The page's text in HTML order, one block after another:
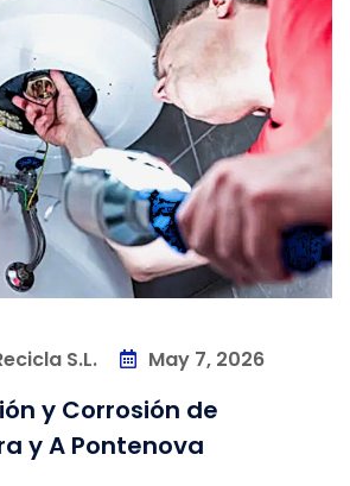
S.L. May 7, 2026
y Corrosión de
y A Pontenova